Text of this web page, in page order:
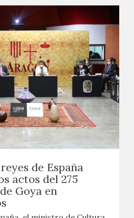
de España
actos del 275
Goya en